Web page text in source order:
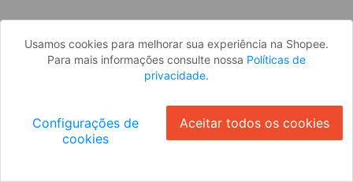
Usamos cookies para melhorar sua experiência na Shopee.
Para mais informações consulte nossa Políticas de
privacidade.
Configurações de
cookies
Aceitar todos os cookies